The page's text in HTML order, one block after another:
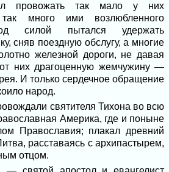
провожать так мало у них
мно­го ими возлюбленного
силой пытался удержать
сняв поездную обслугу, а многие
железной доро­ги, не давая
от них драгоценную жемчужину —
И только сердечное обращение
народ.
святи­теля Тихона во всю
Америка, где и поныне
Православия; плакал древний
рас­ставаясь с архипастырем,
отцом.